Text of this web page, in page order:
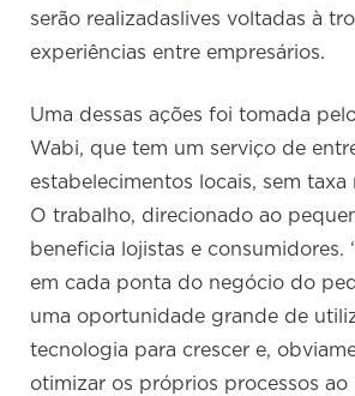
serão realizadaslives voltadas à
experiências entre empresários.
Uma dessas ações foi tomada
Wabi, que tem um serviço de
estabelecimentos locais, sem taxa
O trabalho, direcionado ao
beneficia lojistas e consumidores.
em cada ponta do negócio do
uma oportunidade grande de
tecnologia para crescer e,
otimizar os próprios processos ao